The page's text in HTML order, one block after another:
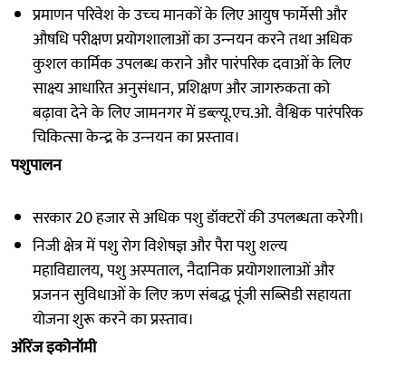
प्रमाणन परिवेश के उच्‍च मानकों के लिए आयुष फार्मेसी और
औषधि परीक्षण प्रयोगशालाओं का उन्‍नयन करने तथा अधिक
कुशल कार्मिक उपलब्‍ध कराने और पारंपरिक दवाओं के लिए
साक्ष्‍य आधारित अनुसंधान, प्रशिक्षण और जागरुकता को
बढ़ावा देने के लिए जामनगर में डब्‍ल्‍यू.एच.ओ. वैश्विक पारंपरिक
चिकित्‍सा केन्‍द्र के उन्‍नयन का प्रस्‍ताव।
पशुपालन
सरकार 20 हजार से अधिक पशु डॉक्‍टरों की उपलब्‍धता करेगी।
नि‍जी क्षेत्र में पशु रोग विशेषज्ञ और पैरा पशु शल्‍य
महाविद्यालय, पशु अस्‍पताल, नैदानिक प्रयोगशालाओं और
प्रजनन सुविधाओं के लिए ऋण संबद्ध पूंजी सब्सिडी सहायता
योजना शुरू करने का प्रस्‍ताव।
ऑरेंज इकोनॉमी